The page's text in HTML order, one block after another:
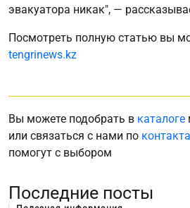
эвакуатора никак", —
Посмотреть полную статью вы
tengrinews.kz
Вы можете подобрать в каталоге
или связаться с нами по
помогут с выбором
Последние посты